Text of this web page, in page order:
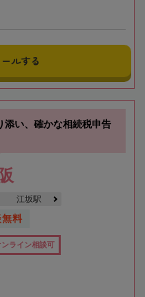
ルする
添い、確かな相続税申告
江坂駅
料
ンライン相談可